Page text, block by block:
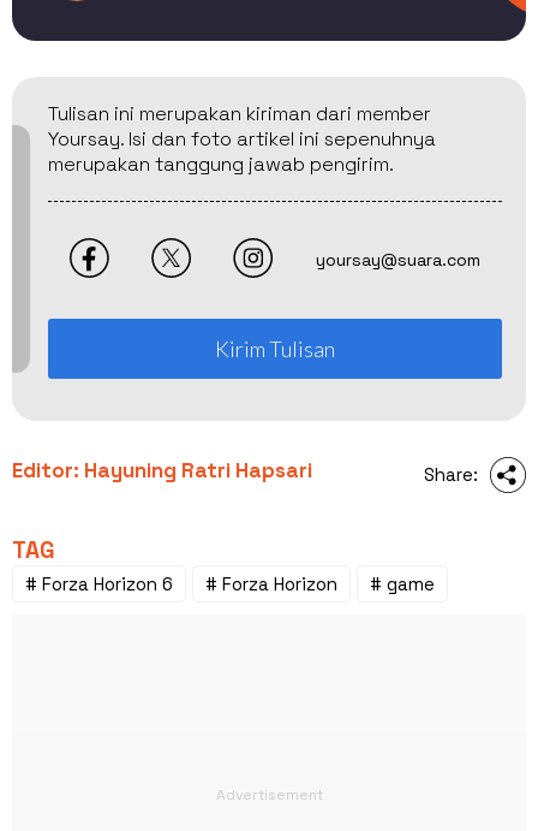
Tulisan ini merupakan kiriman dari member
Yoursay. Isi dan foto artikel ini sepenuhnya
merupakan tanggung jawab pengirim.
yoursay@suara.com
Kirim Tulisan
Editor: Hayuning Ratri Hapsari Share:
TAG
# Forza Horizon 6 # Forza Horizon # game